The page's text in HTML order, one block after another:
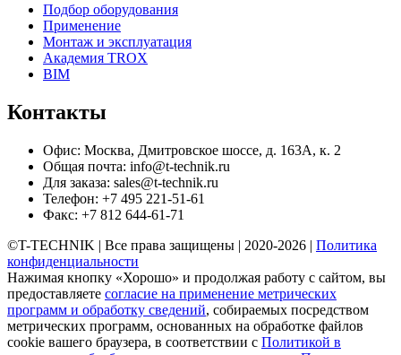
Подбор оборудования
Применение
Монтаж и эксплуатация
Академия TROX
BIM
Контакты
Офис: Москва, Дмитровское шоссе, д. 163А, к. 2
Общая почта: info@t-technik.ru
Для заказа: sales@t-technik.ru
Телефон: +7 495 221-51-61
Факс: +7 812 644-61-71
©T-TECHNIK | Все права защищены | 2020-2026 | Политика
конфиденциальности
Нажимая кнопку «Хорошо» и продолжая работу с сайтом, вы
предоставляете согласие на применение метрических
программ и обработку сведений, собираемых посредством
метрических программ, основанных на обработке файлов
cookie вашего браузера, в соответствии с Политикой в